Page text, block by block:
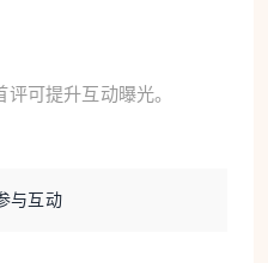
可提升互动曝光。
与互动